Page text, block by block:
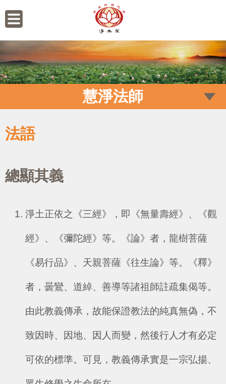
慧淨法師
法語
總顯其義
淨土正依之《三經》，即《無量壽經》、《觀
經》、《彌陀經》等。《論》者，龍樹菩薩
《易行品》、天親菩薩《往生論》等。《釋》
者，曇鸞、道綽、善導等諸祖師註疏集偈等。
由此教義傳承，故能保證教法的純真無偽，不
致因時、因地、因人而變，然後行人才有必定
可依的標準。可見，教義傳承實是一宗弘揚、